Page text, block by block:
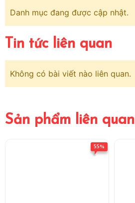
Danh mục đang được cập nhật.
Tin tức liên quan
Không có bài viết nào liên quan.
Sản phẩm liên quan
55%